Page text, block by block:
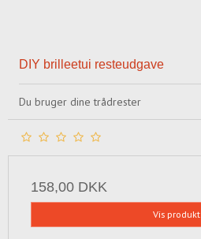
DIY brilleetui resteudgave
Du bruger dine trådrester
158,00 DKK
Vis produkt